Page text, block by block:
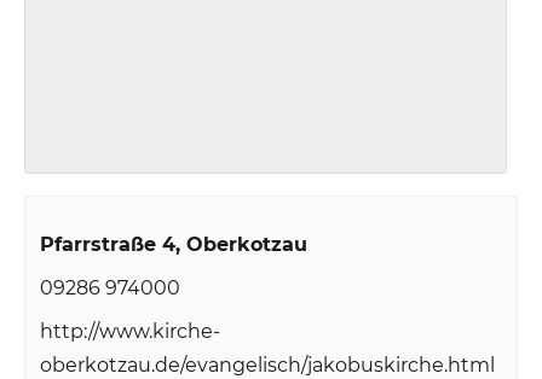
Pfarrstraße 4 Oberkotzau
09286 974000
http://www.kirche-
oberkotzau.de/evangelisch/jakobuskirche.html